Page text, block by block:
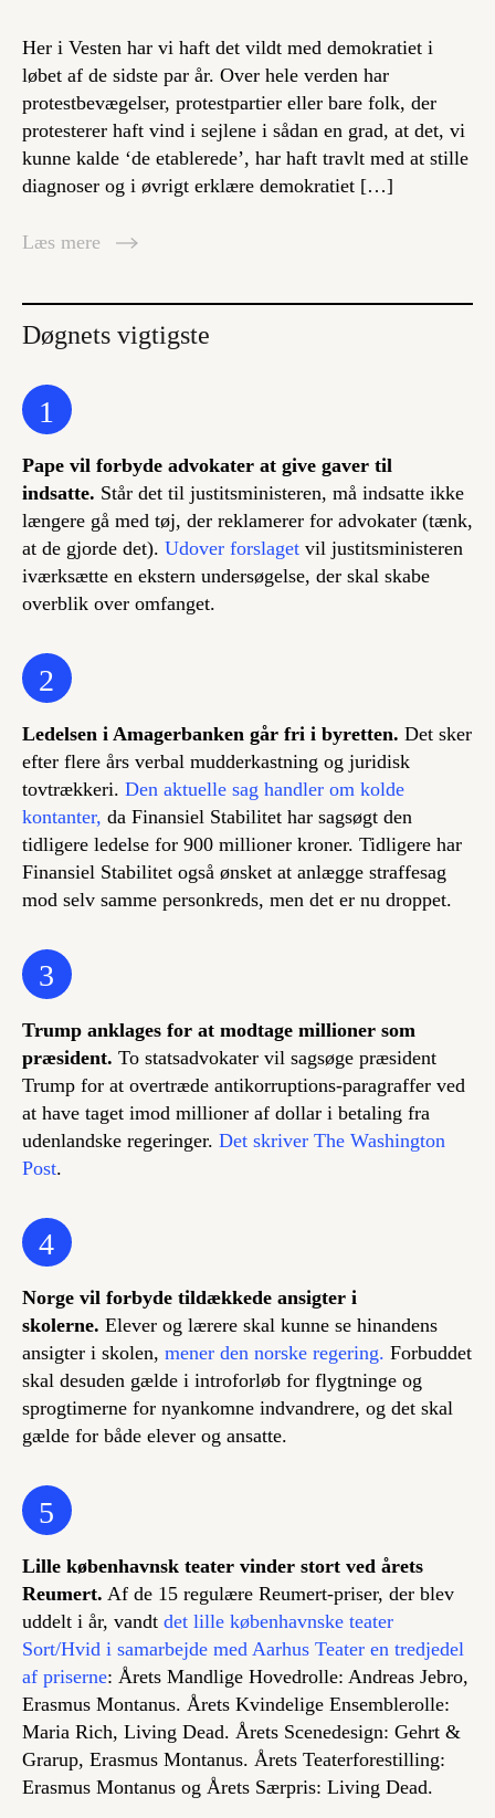
Her i Vesten har vi haft det vildt med demokratiet i
løbet af de sidste par år. Over hele verden har
protestbevægelser, protestpartier eller bare folk, der
protesterer haft vind i sejlene i sådan en grad, at det, vi
kunne kalde ‘de etablerede’, har haft travlt med at stille
diagnoser og i øvrigt erklære demokratiet […]
Læs mere
Døgnets vigtigste
1
Pape vil forbyde advokater at give gaver til
indsatte. Står det til justitsministeren, må indsatte ikke
længere gå med tøj, der reklamerer for advokater (tænk,
at de gjorde det). Udover forslaget vil justitsministeren
iværksætte en ekstern undersøgelse, der skal skabe
overblik over omfanget.
2
Ledelsen i Amagerbanken går fri i byretten. Det sker
efter flere års verbal mudderkastning og juridisk
tovtrækkeri. Den aktuelle sag handler om kolde
kontanter, da Finansiel Stabilitet har sagsøgt den
tidligere ledelse for 900 millioner kroner. Tidligere har
Finansiel Stabilitet også ønsket at anlægge straffesag
mod selv samme personkreds, men det er nu droppet.
3
Trump anklages for at modtage millioner som
præsident. To statsadvokater vil sagsøge præsident
Trump for at overtræde antikorruptions-paragraffer ved
at have taget imod millioner af dollar i betaling fra
udenlandske regeringer. Det skriver The Washington
Post.
4
Norge vil forbyde tildækkede ansigter i
skolerne. Elever og lærere skal kunne se hinandens
ansigter i skolen, mener den norske regering. Forbuddet
skal desuden gælde i introforløb for flygtninge og
sprogtimerne for nyankomne indvandrere, og det skal
gælde for både elever og ansatte.
5
Lille københavnsk teater vinder stort ved årets
Reumert. Af de 15 regulære Reumert-priser, der blev
uddelt i år, vandt det lille københavnske teater
Sort/Hvid i samarbejde med Aarhus Teater en tredjedel
af priserne: Årets Mandlige Hovedrolle: Andreas Jebro,
Erasmus Montanus. Årets Kvindelige Ensemblerolle:
Maria Rich, Living Dead. Årets Scenedesign: Gehrt &
Grarup, Erasmus Montanus. Årets Teaterforestilling:
Erasmus Montanus og Årets Særpris: Living Dead.